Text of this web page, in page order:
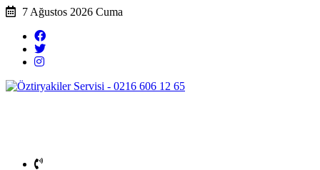
7 Ağustos 2026 Cuma